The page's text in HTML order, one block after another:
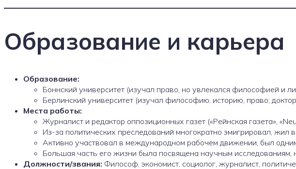
Образование и карьера
Образование:
Боннский университет (изучал право, но увлекался философией и
Берлинский университет (изучал философию, историю, право;
Места работы:
Журналист и редактор оппозиционных газет («Рейнская газета»,
Из-за политических преследований многократно эмигрировал,
Активно участвовал в международном рабочем движении, был
Большая часть его жизни была посвящена научным исследованиям,
Должности/звания: Философ, экономист, социолог, журналист,